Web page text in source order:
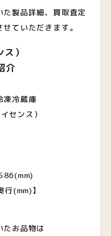
製品詳細、買取査定
ていただきます。
）
介
冷蔵庫
センス）
】
たお品物は